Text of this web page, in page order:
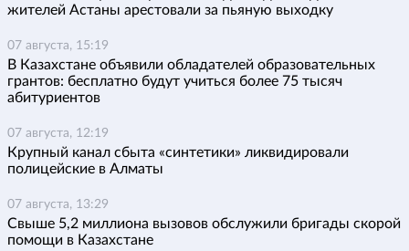
жителей Астаны арестовали за пьяную выходку
07 августа, 15:19
В Казахстане объявили обладателей образовательных
грантов: бесплатно будут учиться более 75 тысяч
абитуриентов
07 августа, 12:19
Крупный канал сбыта «синтетики» ликвидировали
полицейские в Алматы
07 августа, 13:29
Свыше 5,2 миллиона вызовов обслужили бригады скорой
помощи в Казахстане